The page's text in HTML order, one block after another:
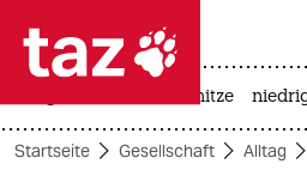
 taz zahl ich
taz zahl ich
hitze
Startseite Gesellschaft Alltag